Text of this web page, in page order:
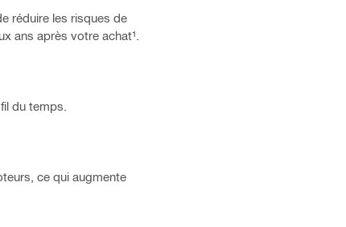
réduire les risques de
ans après votre achat¹.
du temps.
ce qui augmente